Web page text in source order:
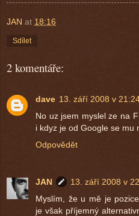
JAN at 18:16
Sdílet
2 komentáře:
dave 13. září 2008 v
No uz jsem myslel ze na
i kdyz je od Google se mu
Odpovědět
JAN
13. září 2008 v
Myslím, že u mě je
je však příjemný